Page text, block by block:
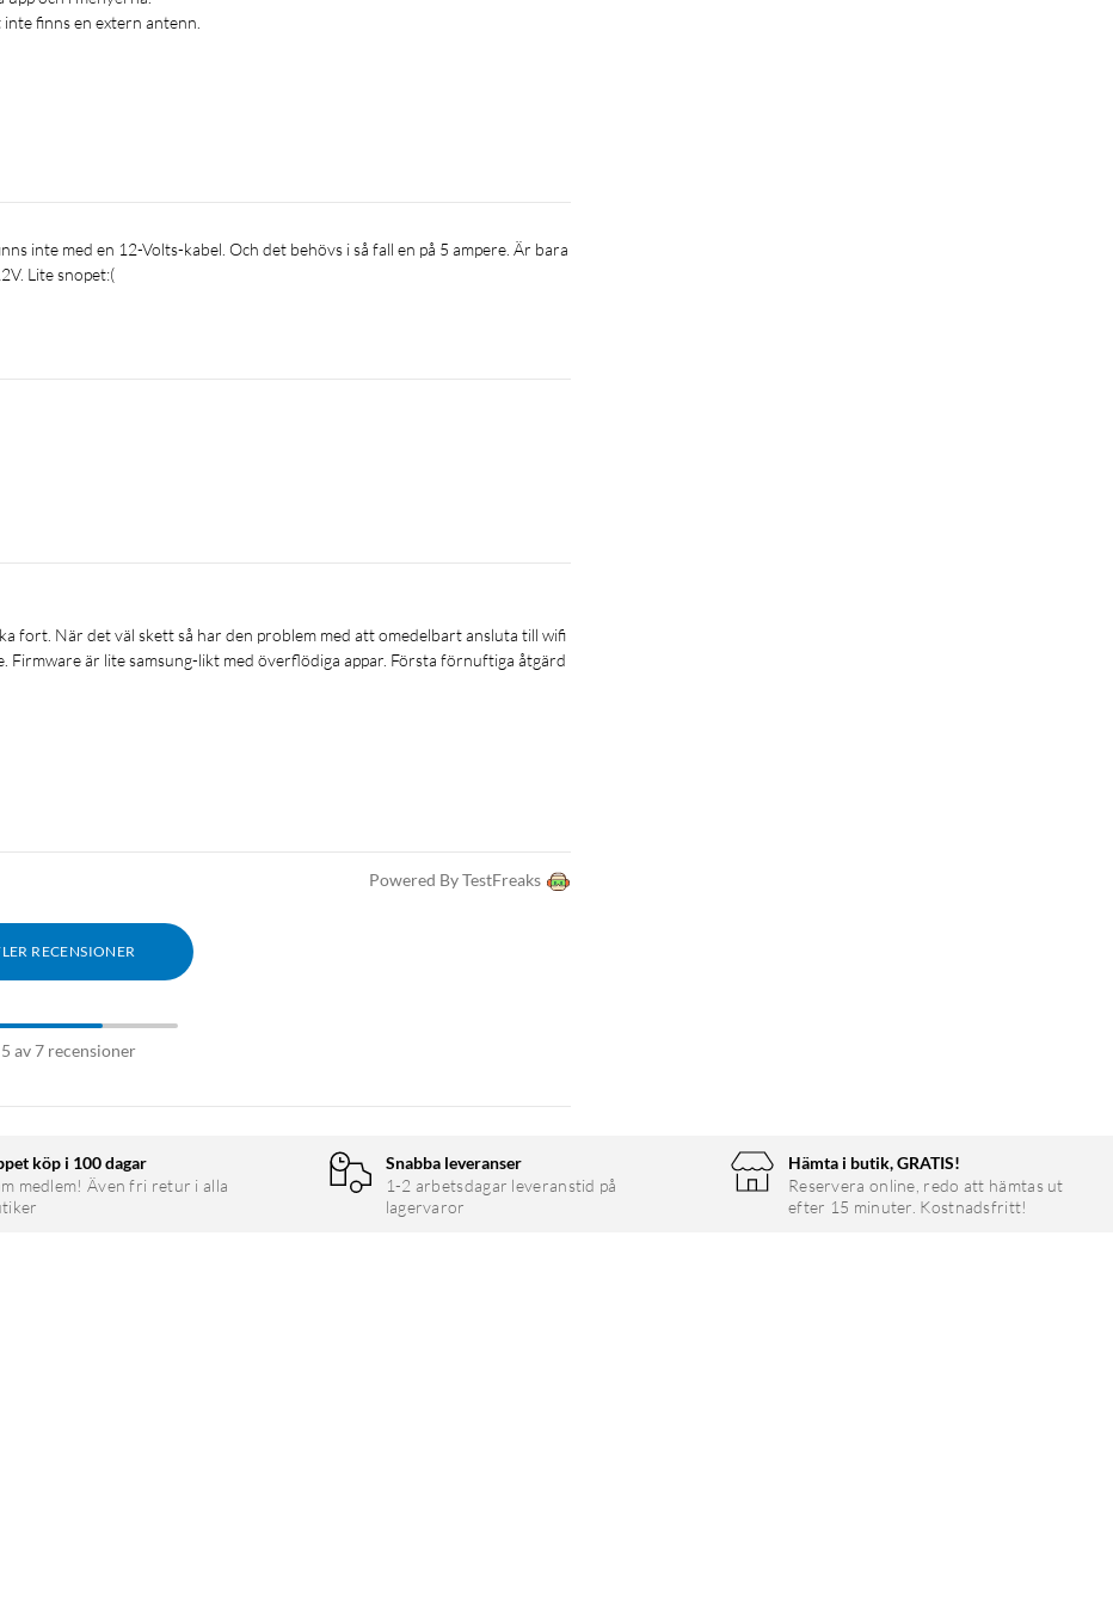
finns en extern antenn.
Lite snopet:(
fort. När det väl skett så har den problem med att omedelbart ansluta till wifi
är lite samsung-likt med överflödiga appar. Första förnuftiga åtgärd
Powered By TestFreaks
RECENSIONER
av 7 recensioner
köp i 100 dagar
medlem! Även fri retur i alla
Snabba leveranser
1-2 arbetsdagar leveranstid på
lagervaror
Hämta i butik, GRATIS!
Reservera online, redo att hämtas ut
efter 15 minuter. Kostnadsfritt!